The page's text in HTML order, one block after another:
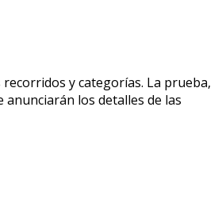
y categorías. La prueba,
los detalles de las